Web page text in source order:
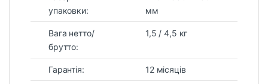
упаковки:
мм
Вага нетто/
брутто:
1,5 / 4,5 кг
Гарантія: 12 місяців